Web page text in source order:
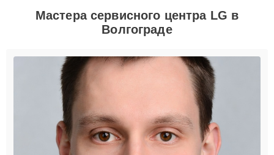
Мастера сервисного центра LG в
Волгограде